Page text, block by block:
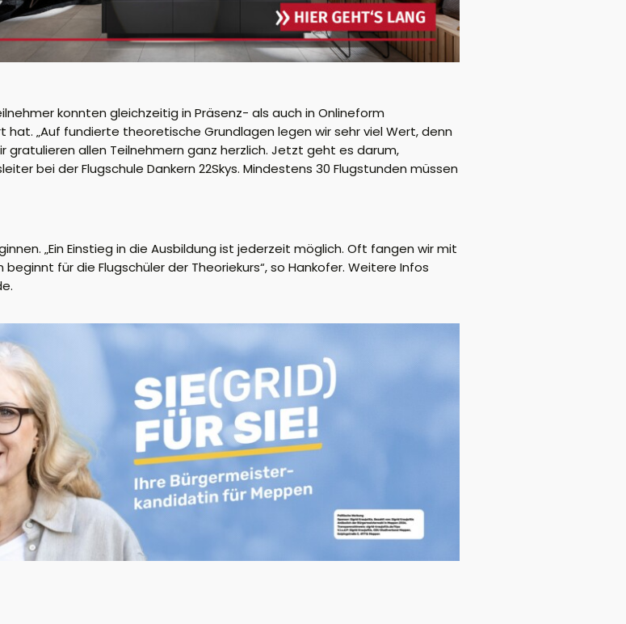
konnten gleichzeitig in Präsenz- als auch in Onlineform
„Auf fundierte theoretische Grundlagen legen wir sehr viel Wert, denn
gratulieren allen Teilnehmern ganz herzlich. Jetzt geht es darum,
bei der Flugschule Dankern 22Skys. Mindestens 30 Flugstunden müssen
„Ein Einstieg in die Ausbildung ist jederzeit möglich. Oft fangen wir mit
für die Flugschüler der Theoriekurs“, so Hankofer. Weitere Infos